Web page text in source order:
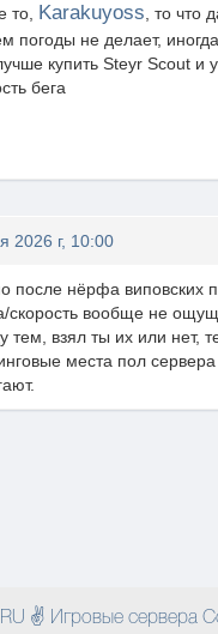
то, Karakuyoss , то что
погоды не делает,
купить Steyr Scout и
бега
2026 г, 10:00
после нёрфа виповских
скорость вообще не
тем, взял ты их или нет,
места пол
✌ Игровые сервера